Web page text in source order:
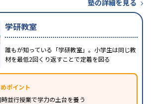
塾の詳細を見る
学研教室
誰もが知っている「学研教室」。小学生は同じ教
材を最低2回くり返すことで定着を図る
ポイント
並行授業で学力の土台を養う